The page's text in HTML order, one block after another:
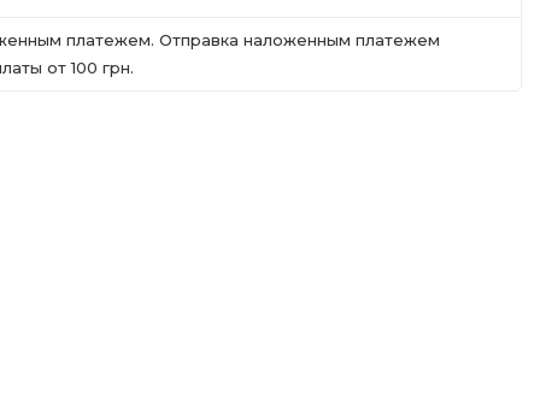
платежем. Отправка наложенным платежем
от 100 грн.